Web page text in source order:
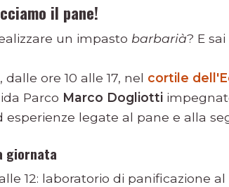
il pane!
un impasto barbarià? E
, dalle ore 10 alle 17, nel cortile
Parco Marco Dogliotti
esperienze legate al pane e alla
giornata
12: laboratorio di panificazione al